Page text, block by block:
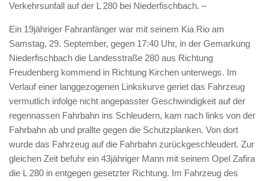
Verkehrsunfall auf der L 280 bei Niederfischbach. –
Ein 19jähriger Fahranfänger war mit seinem Kia Rio am
Samstag, 29. September, gegen 17:40 Uhr, in der Gemarkung
Niederfischbach die Landesstraße 280 aus Richtung
Freudenberg kommend in Richtung Kirchen unterwegs. Im
Verlauf einer langgezogenen Linkskurve geriet das Fahrzeug
vermutlich infolge nicht angepasster Geschwindigkeit auf der
regennassen Fahrbahn ins Schleudern, kam nach links von der
Fahrbahn ab und prallte gegen die Schutzplanken. Von dort
wurde das Fahrzeug auf die Fahrbahn zurückgeschleudert. Zur
gleichen Zeit befuhr ein 43jähriger Mann mit seinem Opel Zafira
die L 280 in entgegen gesetzter Richtung. Im Fahrzeug des